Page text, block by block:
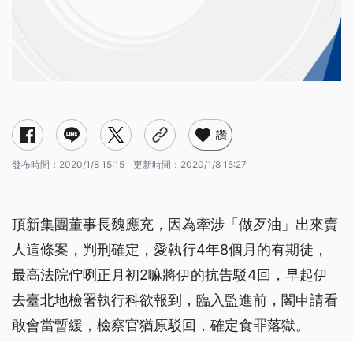
讚
發布時間： 2020/1/8 15:15 更新時間： 2020/1/8 15:27
頂新集團董事長魏應充，因為牽涉「做歹油」出來賣
人這條案，判刑確定，愛執行4年8個月的有期徒，
最高法院佇咧正月初2嘛將伊的抗告駁4回，早起伊
去臺北地檢署執行科欲報到，臨入監進前，閣申請看
敢會當暫緩，檢察官猶原駁回，確定食罪落獄。